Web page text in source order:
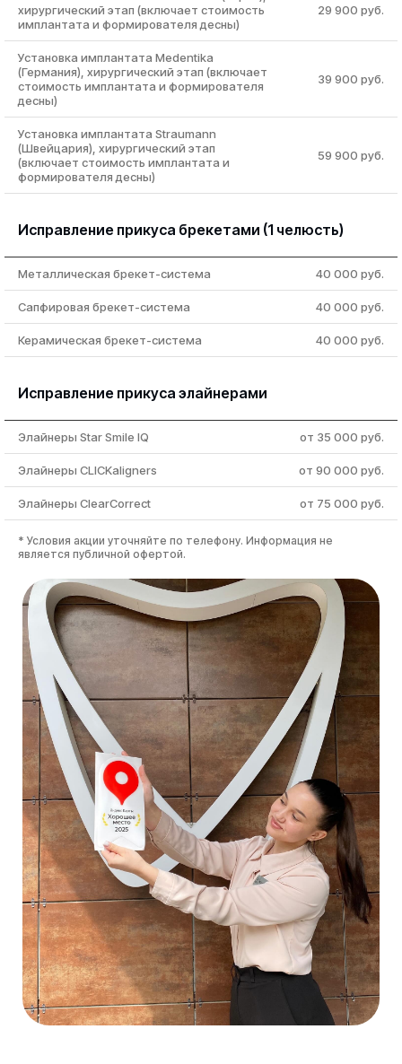
хирургический этап (включает стоимость
имплантата и формирователя десны)
29 900 руб.
Установка имплантата Medentika
(Германия), хирургический этап (включает
стоимость имплантата и формирователя
десны)
39 900 руб.
Установка имплантата Straumann
(Швейцария), хирургический этап
(включает стоимость имплантата и
формирователя десны)
59 900 руб.
Исправление прикуса брекетами (1 челюсть)
Металлическая брекет-система 40 000 руб.
Сапфировая брекет-система 40 000 руб.
Керамическая брекет-система 40 000 руб.
Исправление прикуса элайнерами
Элайнеры Star Smile IQ от 35 000 руб.
Элайнеры CLICKaligners от 90 000 руб.
Элайнеры ClearCorrect от 75 000 руб.
* Условия акции уточняйте по телефону. Информация не
является публичной офертой.